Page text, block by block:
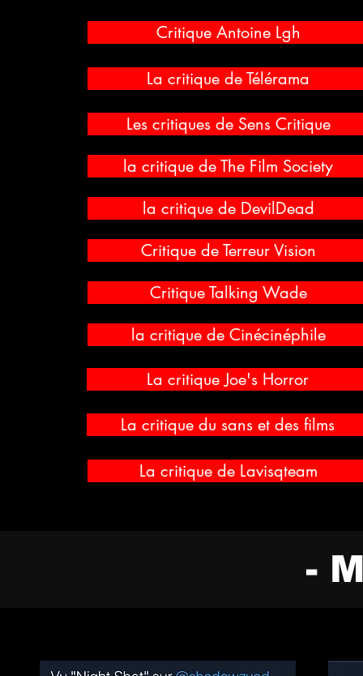
Critique Antoine Lgh
La critique de Télérama
Les critiques de Sens Critique
la critique de The Film Society
la critique de DevilDead
Critique de Terreur Vision
Critique Talking Wade
la critique de Cinécinéphile
La critique Joe's Horror
La critique du sans et des films
La critique de Lavisqteam
-